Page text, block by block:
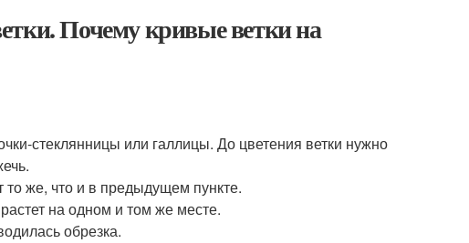
Почему кривые ветки на
стеклянницы или галлицы. До цветения ветки нужно
то же, что и в предыдущем пункте.
на одном и том же месте.
обрезка.